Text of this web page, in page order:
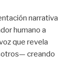
narrativa
humano a
que revela
creando